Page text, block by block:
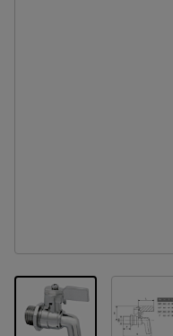
View larger image